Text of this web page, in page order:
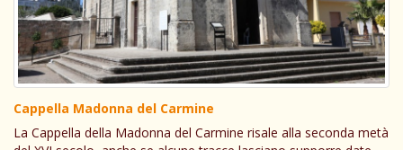
Cappella Madonna del Carmine
La Cappella della Madonna del Carmine risale alla seconda metà